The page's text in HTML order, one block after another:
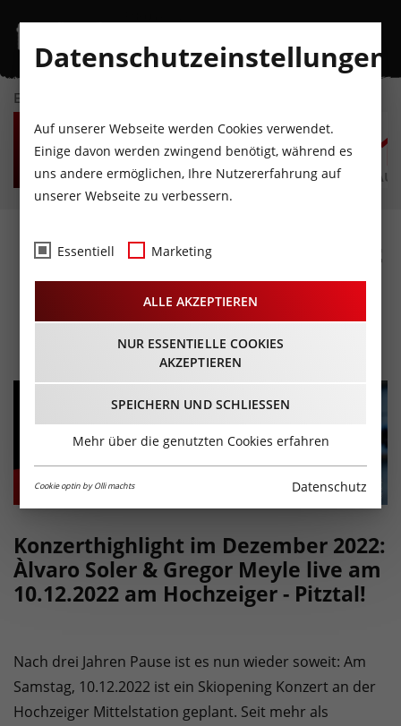
EVENTKALENDER
MO
10
AUGUST
DI
11
AUGUST
MI
12
AUGUST
DO
13
AUGUST
FR
14
AUGUST
HOCHZEIGER OPEN-AIR mit
Álvaro Soler & Gregor
Meyle
10.12.2022 - Beginn 13:30 Uhr
Konzerthighlight im Dezember 2022:
Àlvaro Soler & Gregor Meyle live am
10.12.2022 am Hochzeiger - Pitztal!
Nach drei Jahren Pause ist es nun wieder soweit: Am
Samstag, 10.12.2022 ist ein Skiopening Konzert an der
Hochzeiger Mittelstation geplant. Seit mehr als
Datenschutzeinstellungen
Auf unserer Webseite werden Cookies verwendet.
Einige davon werden zwingend benötigt, während es
uns andere ermöglichen, Ihre Nutzererfahrung auf
unserer Webseite zu verbessern.
Essentiell Marketing
ALLE AKZEPTIEREN
NUR ESSENTIELLE COOKIES
AKZEPTIEREN
SPEICHERN UND SCHLIESSEN
Mehr über die genutzten Cookies erfahren
Cookie optin by Olli machts Datenschutz